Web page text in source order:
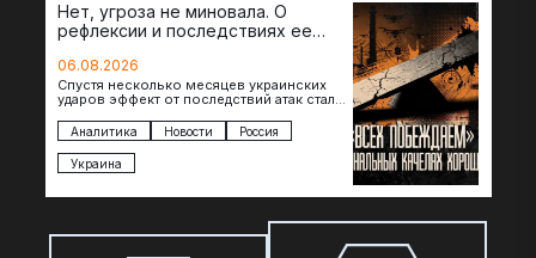
Нет, угроза не миновала. О
рефлексии и последствиях ее
06.08.2026
Спустя несколько месяцев украинских
ударов эффект от последствий атак стал
коллапса розничной торговли не…
Аналитика Новости Россия
Украина